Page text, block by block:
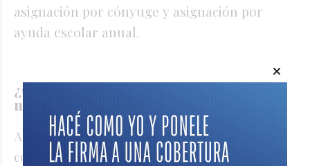
asignación por cónyuge y asignación por
ayuda escolar anual.
¿Cuántas personas se jubilaron por
moratoria y cuánto cobran?
Actualmente el sistema previsional está
compuesto de 7,2 millones de jubilaciones y